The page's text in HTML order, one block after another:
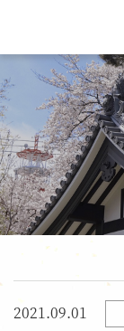
2021.09.01